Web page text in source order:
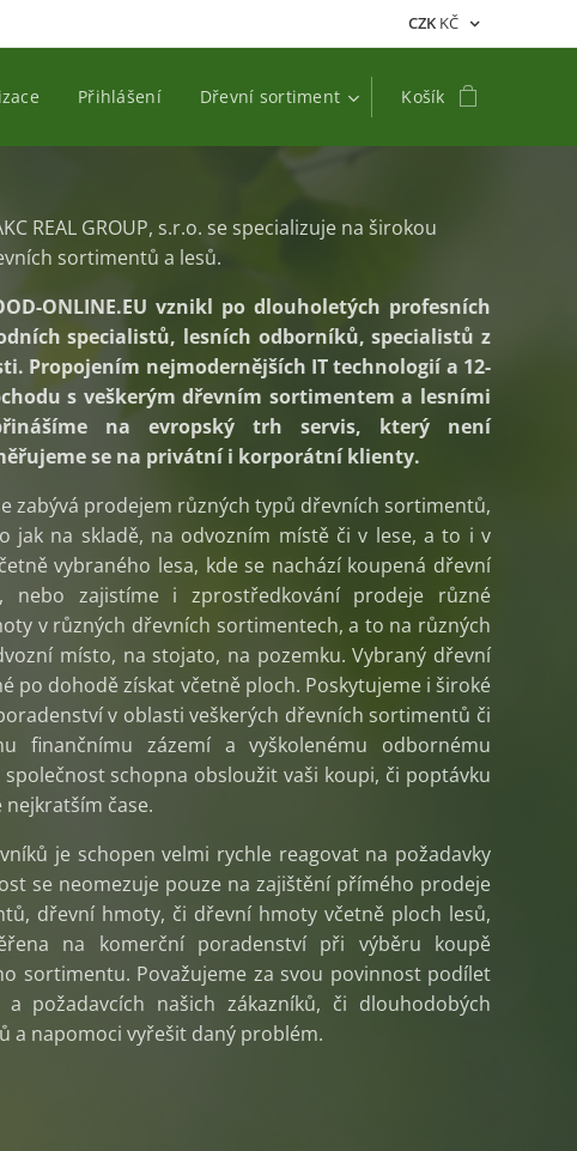
CZK KČ
Přihlášení Dřevní sortiment Košík
REAL GROUP, s.r.o. se specializuje na širokou
sortimentů a lesů.
ONLINE.EU vznikl po dlouholetých profesních
specialistů, lesních odborníků, specialistů z
Propojením nejmodernějších IT technologií a 12-
s veškerým dřevním sortimentem a lesními
na evropský trh servis, který není
se na privátní i korporátní klienty.
zabývá prodejem různých typů dřevních sortimentů,
jak na skladě, na odvozním místě či v lese, a to i v
vybraného lesa, kde se nachází koupená dřevní
nebo zajistíme i zprostředkování prodeje různé
v různých dřevních sortimentech, a to na různých
místo, na stojato, na pozemku. Vybraný dřevní
po dohodě získat včetně ploch. Poskytujeme i široké
v oblasti veškerých dřevních sortimentů či
finančnímu zázemí a vyškolenému odbornému
schopna obsloužit vaši koupi, či poptávku
čase.
je schopen velmi rychle reagovat na požadavky
se neomezuje pouze na zajištění přímého prodeje
dřevní hmoty, či dřevní hmoty včetně ploch lesů,
na komerční poradenství při výběru koupě
sortimentu. Považujeme za svou povinnost podílet
požadavcích našich zákazníků, či dlouhodobých
a napomoci vyřešit daný problém.